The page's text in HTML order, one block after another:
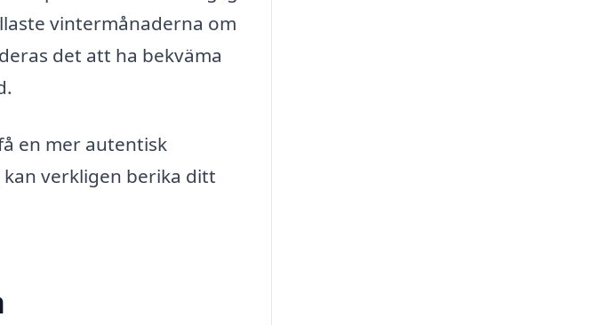
vintermånaderna om
det att ha bekväma
en mer autentisk
verkligen berika ditt